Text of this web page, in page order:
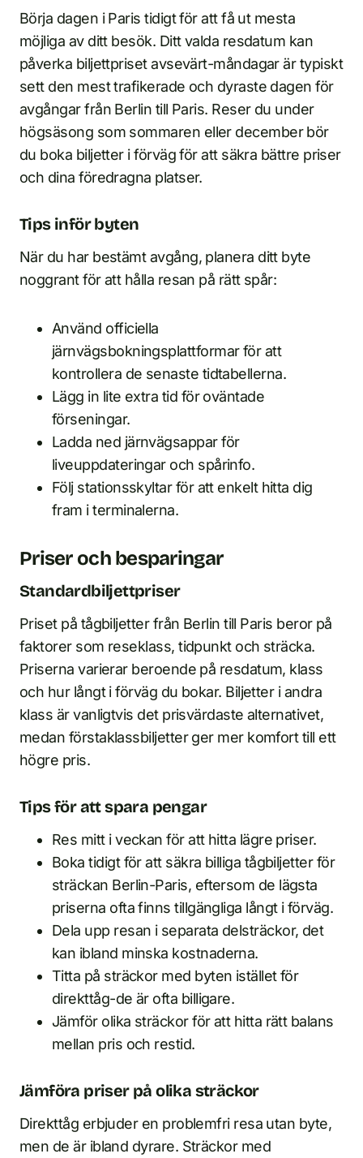
Börja dagen i Paris tidigt för att få ut mesta
möjliga av ditt besök. Ditt valda resdatum kan
påverka biljettpriset avsevärt-måndagar är typiskt
sett den mest trafikerade och dyraste dagen för
avgångar från Berlin till Paris. Reser du under
högsäsong som sommaren eller december bör
du boka biljetter i förväg för att säkra bättre priser
och dina föredragna platser.
Tips inför byten
När du har bestämt avgång, planera ditt byte
noggrant för att hålla resan på rätt spår:
Använd officiella
järnvägsbokningsplattformar för att
kontrollera de senaste tidtabellerna.
Lägg in lite extra tid för oväntade
förseningar.
Ladda ned järnvägsappar för
liveuppdateringar och spårinfo.
Följ stationsskyltar för att enkelt hitta dig
fram i terminalerna.
Priser och besparingar
Standardbiljettpriser
Priset på tågbiljetter från Berlin till Paris beror på
faktorer som reseklass, tidpunkt och sträcka.
Priserna varierar beroende på resdatum, klass
och hur långt i förväg du bokar. Biljetter i andra
klass är vanligtvis det prisvärdaste alternativet,
medan förstaklassbiljetter ger mer komfort till ett
högre pris.
Tips för att spara pengar
Res mitt i veckan för att hitta lägre priser.
Boka tidigt för att säkra billiga tågbiljetter för
sträckan Berlin-Paris, eftersom de lägsta
priserna ofta finns tillgängliga långt i förväg.
Dela upp resan i separata delsträckor, det
kan ibland minska kostnaderna.
Titta på sträckor med byten istället för
direkttåg-de är ofta billigare.
Jämför olika sträckor för att hitta rätt balans
mellan pris och restid.
Jämföra priser på olika sträckor
Direkttåg erbjuder en problemfri resa utan byte,
men de är ibland dyrare. Sträckor med